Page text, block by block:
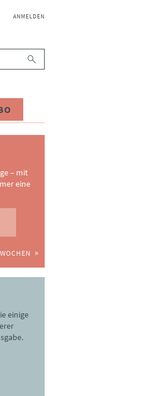
NAVIGATION
ANMELDEN
– mit
eine
einige